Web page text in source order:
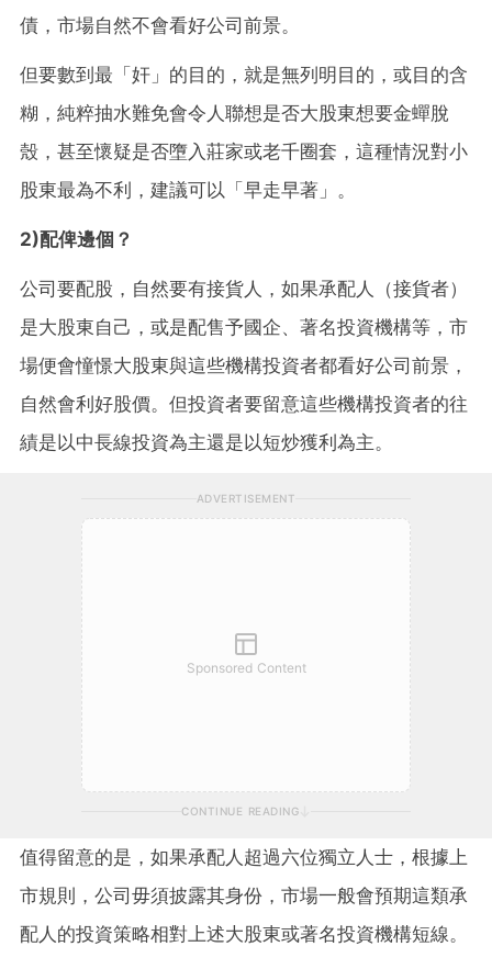
債，市場自然不會看好公司前景。
但要數到最「奸」的目的，就是無列明目的，或目的含
糊，純粹抽水難免會令人聯想是否大股東想要金蟬脫
殼，甚至懷疑是否墮入莊家或老千圈套，這種情況對小
股東最為不利，建議可以「早走早著」。
2)配俾邊個？
公司要配股，自然要有接貨人，如果承配人（接貨者）
是大股東自己，或是配售予國企、著名投資機構等，市
場便會憧憬大股東與這些機構投資者都看好公司前景，
自然會利好股價。但投資者要留意這些機構投資者的往
績是以中長線投資為主還是以短炒獲利為主。
ADVERTISEMENT
Sponsored Content
CONTINUE READING
值得留意的是，如果承配人超過六位獨立人士，根據上
市規則，公司毋須披露其身份，市場一般會預期這類承
配人的投資策略相對上述大股東或著名投資機構短線。